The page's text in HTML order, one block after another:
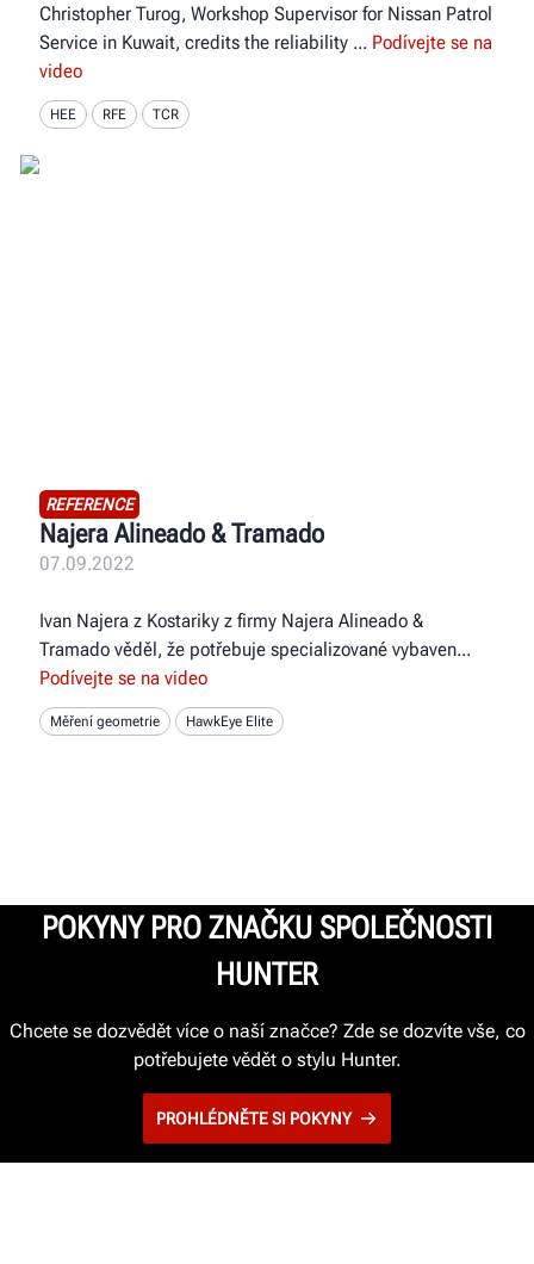
Christopher Turog, Workshop Supervisor for Nissan Patrol
Service in Kuwait, credits the reliability
Podívejte se na
video
HEE RFE TCR
REFERENCE
Najera Alineado & Tramado
07.09.2022
Ivan Najera z Kostariky z firmy Najera Alineado &
Tramado věděl, že potřebuje specializované vybaven
Podívejte se na video
Měření geometrie HawkEye Elite
POKYNY PRO ZNAČKU SPOLEČNOSTI
HUNTER
Chcete se dozvědět více o naší značce? Zde se dozvíte vše, co
potřebujete vědět o stylu Hunter.
PROHLÉDNĚTE SI POKYNY